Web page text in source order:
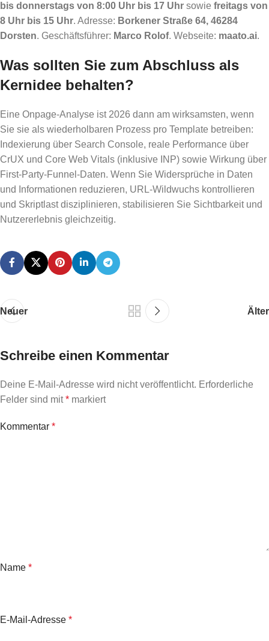
bis donnerstags von 8:00 Uhr bis 17 Uhr sowie freitags von
8 Uhr bis 15 Uhr. Adresse: Borkener Straße 64, 46284
Dorsten. Geschäftsführer: Marco Rolof. Webseite: maato.ai.
Was sollten Sie zum Abschluss als
Kernidee behalten?
Eine Onpage-Analyse ist 2026 dann am wirksamsten, wenn
Sie sie als wiederholbaren Prozess pro Template betreiben:
Indexierung über Search Console, reale Performance über
CrUX und Core Web Vitals (inklusive INP) sowie Wirkung über
First-Party-Funnel-Daten. Wenn Sie Widersprüche in Daten
und Informationen reduzieren, URL-Wildwuchs kontrollieren
und Skriptlast disziplinieren, stabilisieren Sie Sichtbarkeit und
Nutzererlebnis gleichzeitig.
Neuer Älter
Schreibe einen Kommentar
Deine E-Mail-Adresse wird nicht veröffentlicht. Erforderliche
Felder sind mit* markiert
Kommentar *
Name *
E-Mail-Adresse *